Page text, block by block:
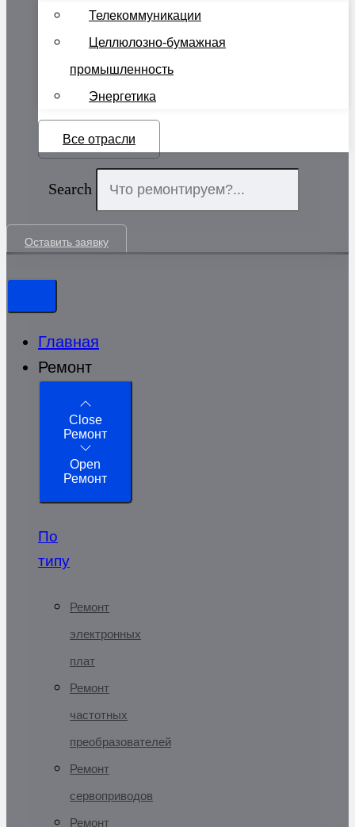
Телекоммуникации
Целлюлозно-бумажная
промышленность
Энергетика
Все отрасли
Search
Оставить заявку
Главная
Ремонт
Close
Ремонт
Open
Ремонт
По
типу
Ремонт
электронных
плат
Ремонт
частотных
преобразователей
Ремонт
сервоприводов
Ремонт